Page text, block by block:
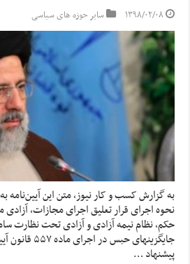
۱۳۹۸/۰۲/۰۸ سایر حوزه های سیاسی
به گزارش کسب و کار نیوز، متن این آیین‌نامه
نحوه اجرای قرار تعلیق اجرای مجازات،
حکم، نظام نیمه آزادی و آزادی تحت نظارت
جایگزینهای
پیشنهاد …